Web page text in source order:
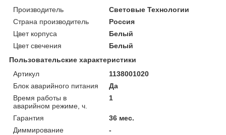
Производитель
Световые Технологии
Страна производитель
Россия
Цвет корпуса
Белый
Цвет свечения
Белый
Пользовательские характеристики
Артикул
1138001020
Блок аварийного питания
Да
Время работы в
аварийном режиме, ч.
1
Гарантия
36 мес.
Диммирование
-